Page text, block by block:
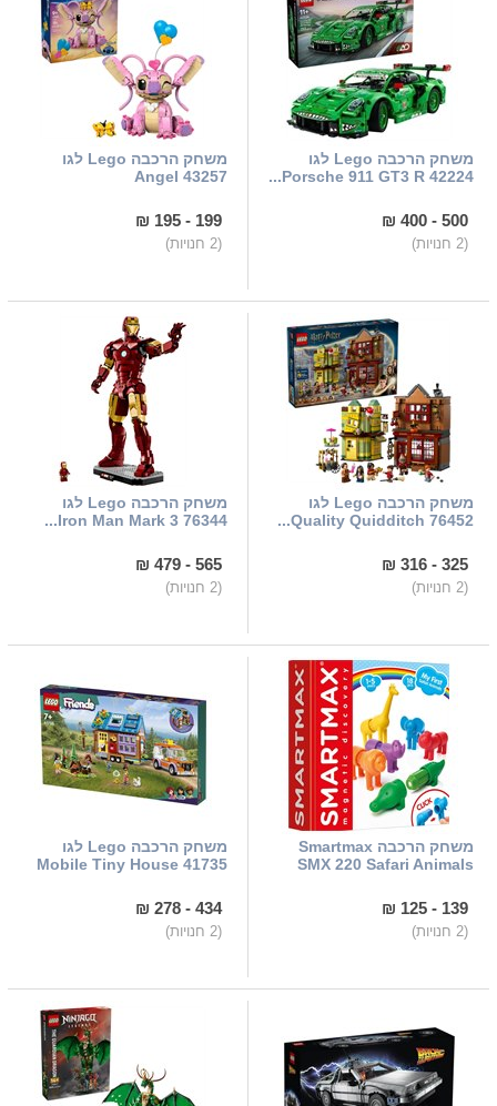
משחק הרכבה Lego לגו
42224 Porsche 911 GT3 R...
500 - 400 ₪
(2 חנויות)
משחק הרכבה Lego לגו
43257 Angel
199 - 195 ₪
(2 חנויות)
משחק הרכבה Lego לגו
76452 Quality Quidditch...
325 - 316 ₪
(2 חנויות)
משחק הרכבה Lego לגו
76344 Iron Man Mark 3...
565 - 479 ₪
(2 חנויות)
משחק הרכבה Smartmax
SMX 220 Safari Animals
139 - 125 ₪
(2 חנויות)
משחק הרכבה Lego לגו
41735 Mobile Tiny House
434 - 278 ₪
(2 חנויות)